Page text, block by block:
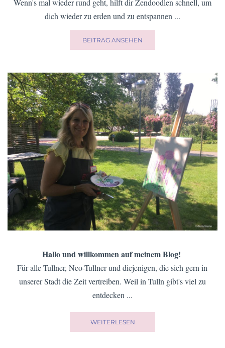
dich wieder zu erden und zu entspannen ...
BEITRAG ANSEHEN
Hallo und willkommen auf meinem Blog!
Für alle Tullner, Neo-Tullner und diejenigen, die sich gern in
unserer Stadt die Zeit vertreiben. Weil in Tulln gibt's viel zu
entdecken ...
WEITERLESEN